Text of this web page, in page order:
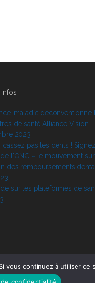
infos
maladie déconventionne
de santé Alliance Vision
2023
cassez pas les dents !
l'ONG ~ le mouvement
des remboursements
sur les plateformes de
vous continuez à utiliser
confidentialité